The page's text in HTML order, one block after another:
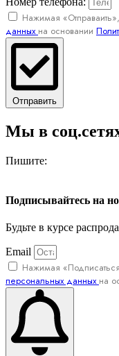
Нажимая
данных на основании
Отправить
Мы в
Пишите:
Подписывайтесь на
Будьте в курсе
Email
Нажимая
персональных данных на